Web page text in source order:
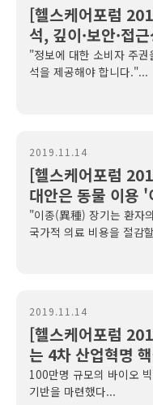
[헬스케어포럼
석, 깊이·보안·접
"정보에 대한 소비자 주
석을 제공해야 합니다."...
2019.11.14
[헬스케어포럼
대안은 동물 이용
"이종(異種) 장기는 환자
국가적 의료 비용을 절감
2019.11.14
[헬스케어포럼
는 4차 산업혁명
100만명 규모의 바이오
기반을 마련했다...